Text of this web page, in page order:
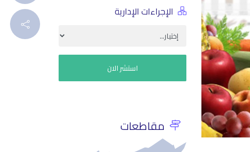
5/18/2026
الإجراءات الإدارية